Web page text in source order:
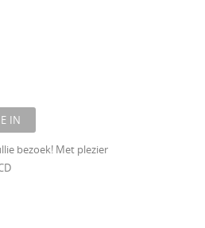
bezoek! Met plezier